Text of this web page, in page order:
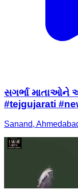
સગર્ભા માતાઓને
#tejgujarati
Sanand,